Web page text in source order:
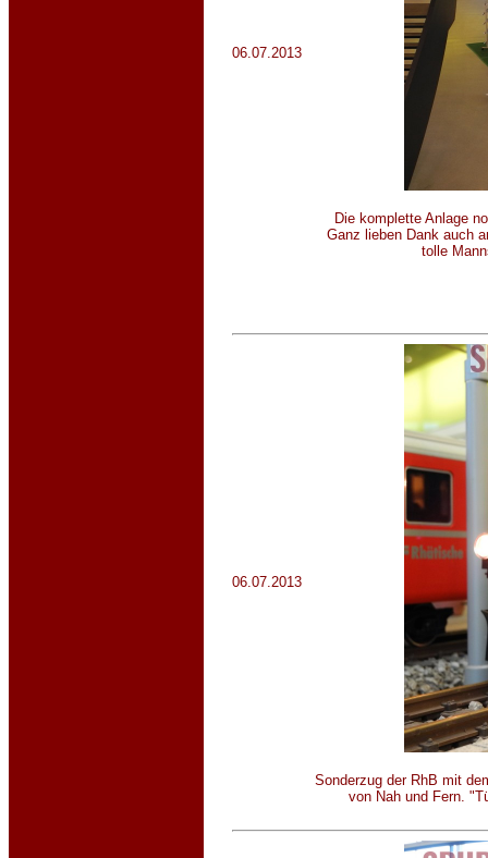
06.07.2013
Die komplette Anlage
Ganz lieben Dank auch
tolle
06.07.2013
Sonderzug der RhB mit
von Nah und Fern.